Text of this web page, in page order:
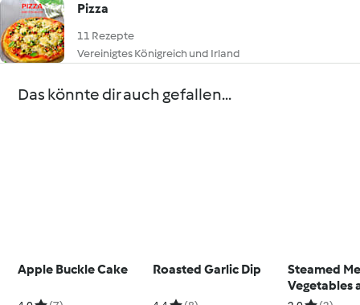
Pizza
11 Rezepte
Vereinigtes Königreich und Irland
Das könnte dir auch gefallen...
Apple Buckle Cake Roasted Garlic Dip
Steamed
Vegetables
Pilaf